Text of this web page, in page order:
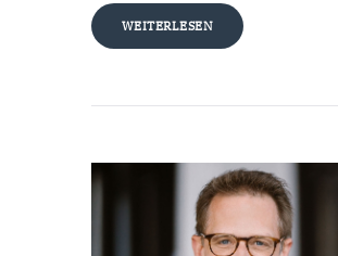
WEITERLESEN